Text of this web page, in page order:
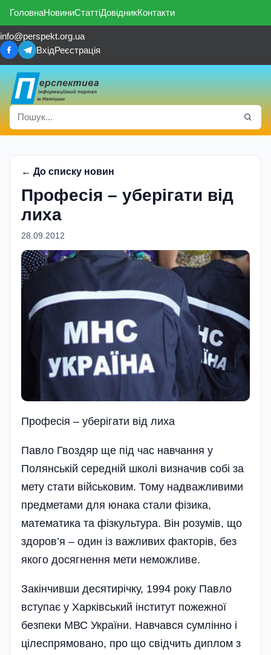
ГоловнаНовиниСтаттіДовідникКонтакти
info@perspekt.org.ua
ВхідРеєстрація
← До списку новин
Професія – уберігати від
лиха
28.09.2012
Професія – уберігати від лиха
Павло Гвоздяр ще під час навчання у
Полянській середній школі визначив собі за
мету стати військовим. Тому надважливими
предметами для юнака стали фізика,
математика та фізкультура. Він розумів, що
здоров’я – один із важливих факторів, без
якого досягнення мети неможливе.
Закінчивши десятирічку, 1994 року Павло
вступає у Харківський інститут пожежної
безпеки МВС України. Навчався сумлінно і
цілеспрямовано, про що свідчить диплом з